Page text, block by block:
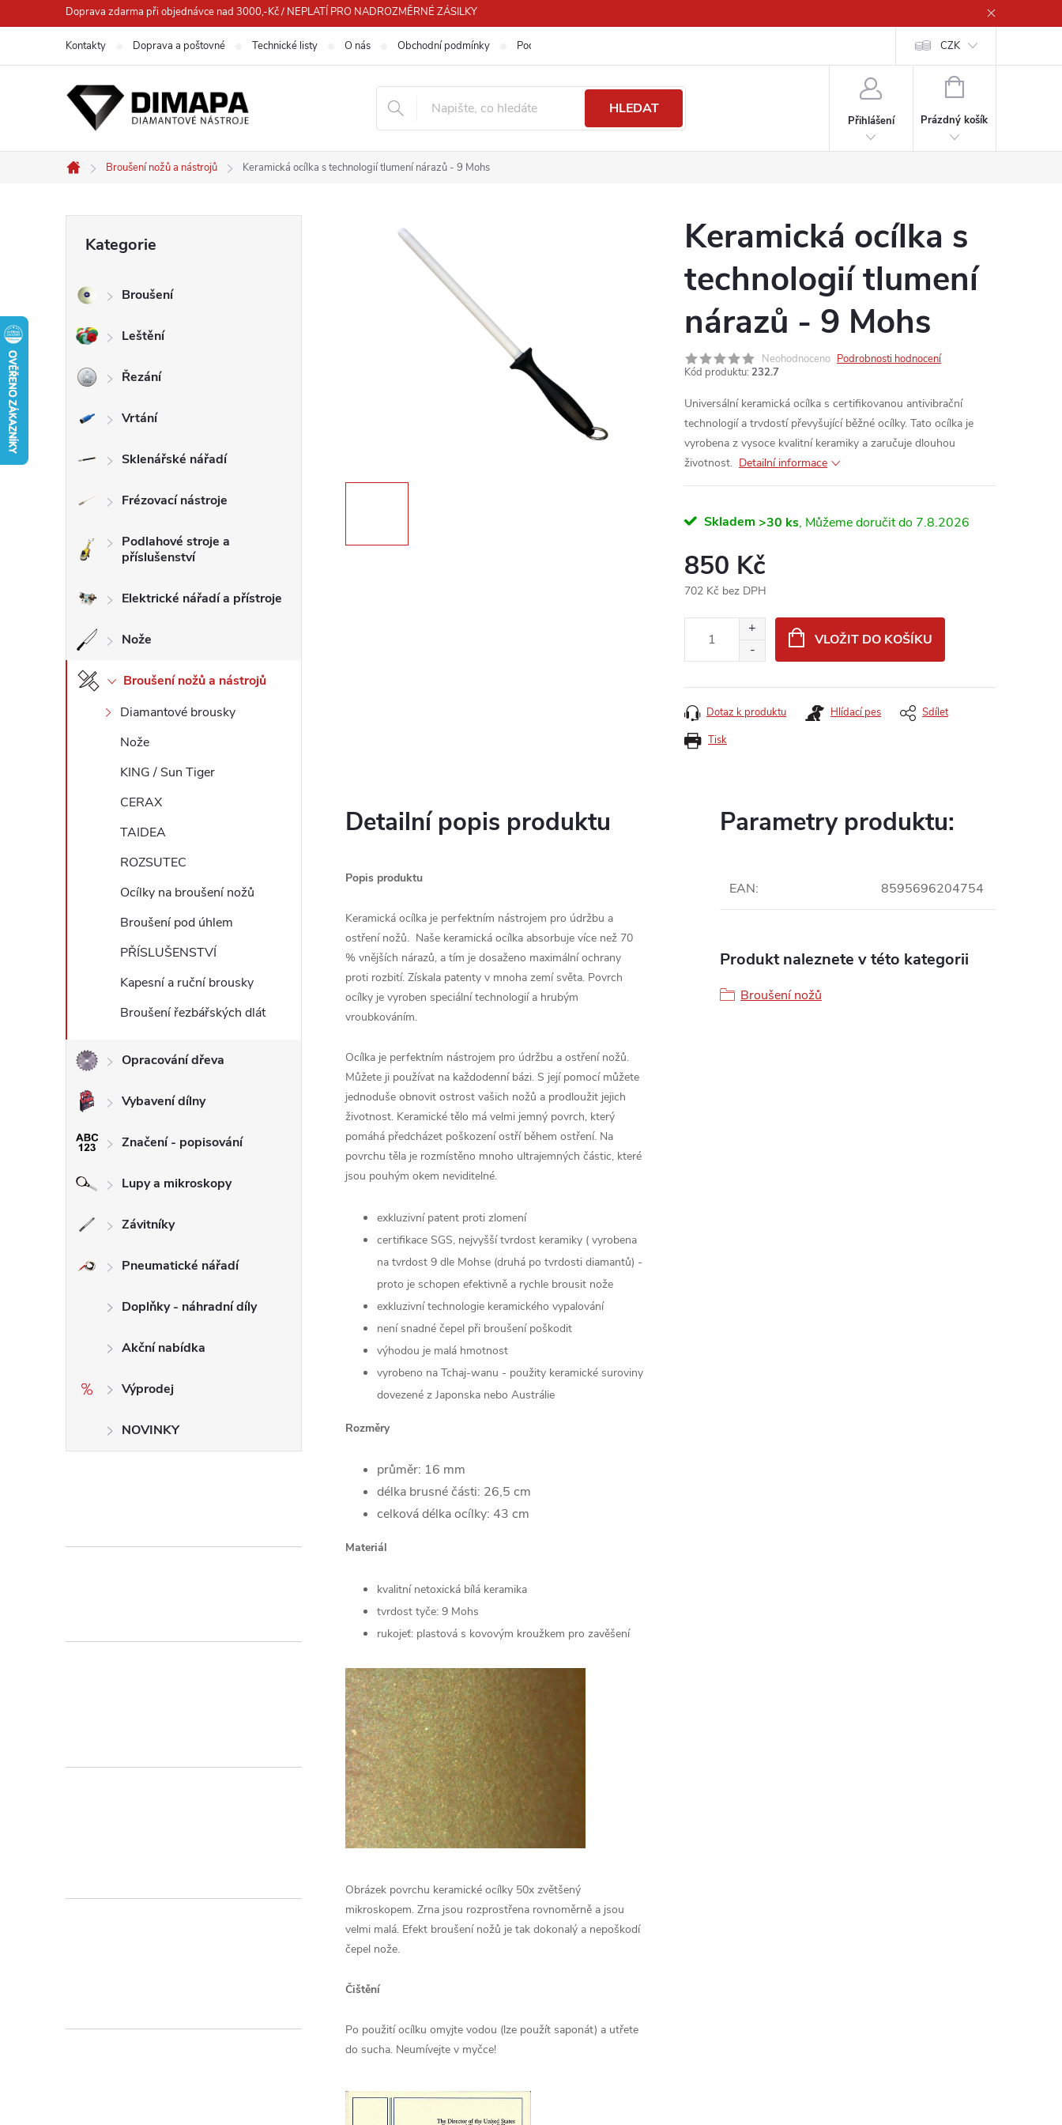
na
Doprava zdarma při objednávce nad 3000,-Kč / NEPLATÍ PRO NADROZMĚRNÉ ZÁSILKY
Kontakty Doprava a poštovné Technické listy O nás Obchodní podmínky Podmínky ochrany osobních údajů CZK
HLEDAT
Přihlášení
NÁKUPNÍ
Prázdný košík
Domů
Broušení nožů a nástrojů Keramická ocílka s technologií tlumení nárazů - 9 Mohs
s
a
n
n
p
n
kategorie
Kategorie
Broušení
Leštění
Řezání
Vrtání
Sklenářské nářadí
Frézovací nástroje
Podlahové stroje a
příslušenství
Elektrické nářadí a přístroje
Nože
Broušení nožů a nástrojů
Diamantové brousky
Nože
KING / Sun Tiger
CERAX
TAIDEA
ROZSUTEC
Ocílky na broušení nožů
Broušení pod úhlem
PŘÍSLUŠENSTVÍ
Kapesní a ruční brousky
Broušení řezbářských dlát
Opracování dřeva
Vybavení dílny
Značení - popisování
Lupy a mikroskopy
Závitníky
Pneumatické nářadí
Doplňky - náhradní díly
Akční nabídka
Výprodej
NOVINKY
Keramická ocílka s
technologií tlumení
nárazů - 9 Mohs
Neohodnoceno Podrobnosti hodnocení
Kód produktu: 232.7
Universální keramická ocílka s certifikovanou antivibrační
technologií a trvdostí převyšující běžné ocílky. Tato ocílka je
vyrobena z vysoce kvalitní keramiky a zaručuje dlouhou
životnost. Detailní informace
Skladem >30 ks 7.8.2026
850 Kč
702 Kč bez DPH
VLOŽIT DO KOŠÍKU
Tisk
Dotaz k produktu Hlídací pes Sdílet
Detailní popis produktu
Popis produktu
Keramická ocílka je perfektním nástrojem pro údržbu a
ostření nožů. Naše keramická ocílka absorbuje více než 70
% vnějších nárazů, a tím je dosaženo maximální ochrany
proti rozbití. Získala patenty v mnoha zemí světa. Povrch
ocílky je vyroben speciální technologií a hrubým
vroubkováním.
Ocílka je perfektním nástrojem pro údržbu a ostření nožů.
Můžete ji používat na každodenní bázi. S její pomocí můžete
jednoduše obnovit ostrost vašich nožů a prodloužit jejich
životnost. Keramické tělo má velmi jemný povrch, který
pomáhá předcházet poškození ostří během ostření. Na
povrchu těla je rozmístěno mnoho ultrajemných částic, které
jsou pouhým okem neviditelné.
exkluzivní patent proti zlomení
certifikace SGS, nejvyšší tvrdost keramiky ( vyrobena
na tvrdost 9 dle Mohse (druhá po tvrdosti diamantů) -
proto je schopen efektivně a rychle brousit nože
exkluzivní technologie keramického vypalování
není snadné čepel při broušení poškodit
výhodou je malá hmotnost
vyrobeno na Tchaj-wanu - použity keramické suroviny
dovezené z Japonska nebo Austrálie
Rozměry
průměr: 16 mm
délka brusné části: 26,5 cm
celková délka ocílky: 43 cm
Materiál
kvalitní netoxická bílá keramika
tvrdost tyče: 9 Mohs
rukojeť: plastová s kovovým kroužkem pro zavěšení
Obrázek povrchu keramické ocílky 50x zvětšený
mikroskopem. Zrna jsou rozprostřena rovnoměrně a jsou
velmi malá. Efekt broušení nožů je tak dokonalý a nepoškodí
čepel nože.
Čištění
Po použití ocílku omyjte vodou (lze použít saponát) a utřete
do sucha. Neumívejte v myčce!
Parametry produktu:
EAN: 8595696204754
Produkt naleznete v této kategorii
Broušení nožů